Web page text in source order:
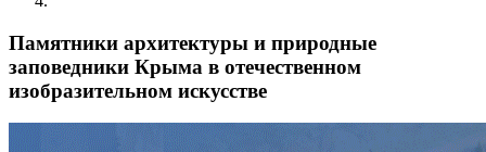
Памятники архитектуры и природные
заповедники Крыма в отечественном
изобразительном искусстве